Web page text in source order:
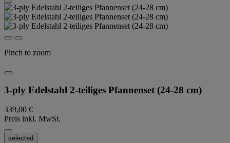
Pinch to zoom
3-ply Edelstahl 2-teiliges Pfannenset (24-28 cm)
339,00 €
Preis inkl. MwSt.
selected